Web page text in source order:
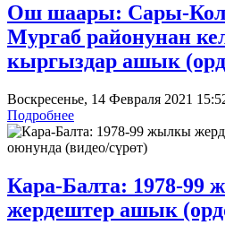
Ош шаары: Сары-Кол
Мургаб районунан
кыргыздар ашык
Воскресенье, 14 Февраля 2021
Подробнее
Кара-Балта: 1978-99
жердештер ашык